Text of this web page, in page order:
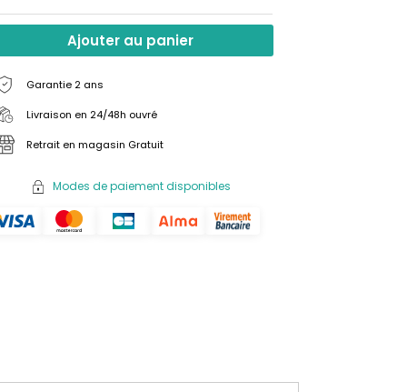
Ajouter au panier
Garantie 2 ans
Livraison en 24/48h ouvré
Retrait en magasin Gratuit
Modes de paiement disponibles